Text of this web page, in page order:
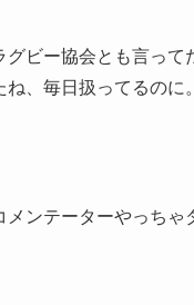
グビー協会とも言って
、毎日扱ってるのに。
ンテーターやっちゃ